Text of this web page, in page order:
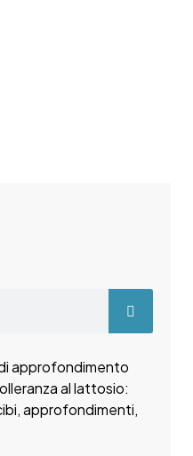
approfondimento
al lattosio:
approfondimenti,